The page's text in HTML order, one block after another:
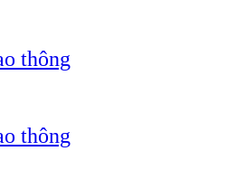
thông
thông